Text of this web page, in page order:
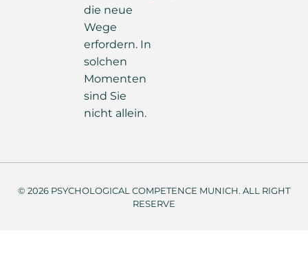
die neue
Wege
erfordern. In
solchen
Momenten
sind Sie
nicht allein.
© 2026 PSYCHOLOGICAL COMPETENCE MUNICH. ALL RIGHT
RESERVE